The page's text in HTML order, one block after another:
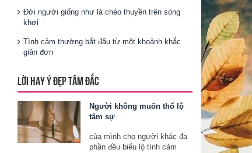
Đời người giống như là chèo thuyền trên sóng
khơi
Tình cảm thường bắt đầu từ một khoảnh khắc
giản đơn
LỜI HAY Ý ĐẸP TÂM ĐẮC
Người không muốn thổ lộ
tâm sự
của mình cho người khác đa
phần đều biểu lộ tình cảm